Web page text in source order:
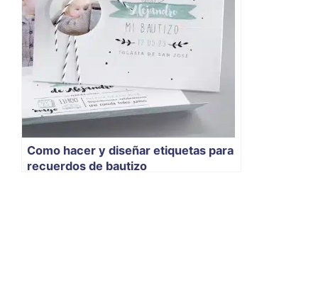
Como hacer y diseñar etiquetas para
recuerdos de bautizo